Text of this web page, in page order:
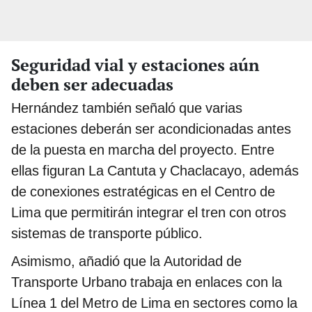
Seguridad vial y estaciones aún
deben ser adecuadas
Hernández también señaló que varias
estaciones deberán ser acondicionadas antes
de la puesta en marcha del proyecto. Entre
ellas figuran La Cantuta y Chaclacayo, además
de conexiones estratégicas en el Centro de
Lima que permitirán integrar el tren con otros
sistemas de transporte público.
Asimismo, añadió que la Autoridad de
Transporte Urbano trabaja en enlaces con la
Línea 1 del Metro de Lima en sectores como la